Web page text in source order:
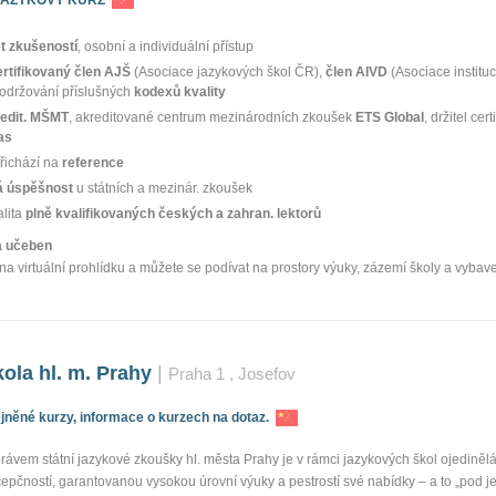
zkušeností, osobní a individuální přístup
člen AJŠ (Asociace jazykových škol ČR), člen AIVD (Asociace
příslušných kodexů kvality
MŠMT, akreditované centrum mezinárodních zkoušek ETS Global , držitel
na reference
úspěšnost u státních a mezinár. zkoušek
plně kvalifikovaných českých a zahran. lektorů
učeben
virtuální prohlídku a můžete se podívat na prostory výuky, zázemí školy a
hl. m. Prahy Praha 1 , Josefov
kurzy, informace o kurzech na dotaz.
státní jazykové zkoušky hl. města Prahy je v rámci jazykových škol
garantovanou vysokou úrovní výuky a pestrostí své nabídky – a to „pod